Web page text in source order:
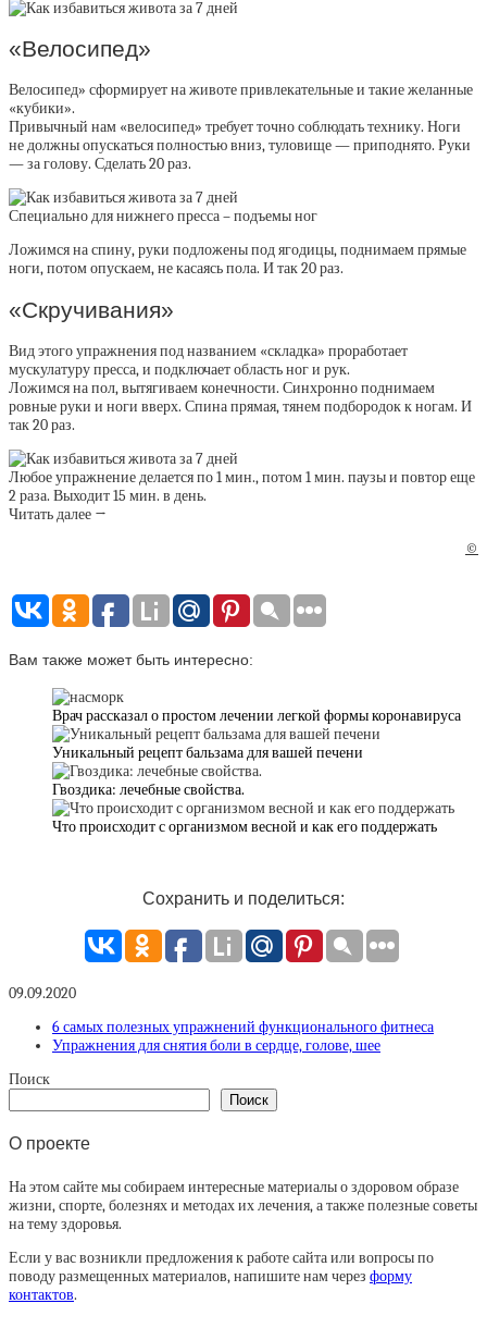
«Велосипед»
Велосипед» сформирует на животе привлекательные и такие желанные
«кубики».
Привычный нам «велосипед» требует точно соблюдать технику. Ноги
не должны опускаться полностью вниз, туловище — приподнято. Руки
— за голову. Сделать 20 раз.
Специально для нижнего пресса – подъемы ног
Ложимся на спину, руки подложены под ягодицы, поднимаем прямые
ноги, потом опускаем, не касаясь пола. И так 20 раз.
«Скручивания»
Вид этого упражнения под названием «складка» проработает
мускулатуру пресса, и подключает область ног и рук.
Ложимся на пол, вытягиваем конечности. Синхронно поднимаем
ровные руки и ноги вверх. Спина прямая, тянем подбородок к ногам. И
так 20 раз.
Любое упражнение делается по 1 мин., потом 1 мин. паузы и повтор еще
2 раза. Выходит 15 мин. в день.
Читать далее →
©
Вам также может быть интересно:
Врач рассказал о простом лечении легкой формы коронавируса
Уникальный рецепт бальзама для вашей печени
Гвоздика: лечебные свойства.
Что происходит с организмом весной и как его поддержать
Сохранить и поделиться:
09.09.2020
6 самых полезных упражнений функционального фитнеса
Упражнения для снятия боли в сердце, голове, шее
Поиск
Поиск
О проекте
На этом сайте мы собираем интересные материалы о здоровом образе
жизни, спорте, болезнях и методах их лечения, а также полезные советы
на тему здоровья.
Если у вас возникли предложения к работе сайта или вопросы по
поводу размещенных материалов, напишите нам через форму
контактов.